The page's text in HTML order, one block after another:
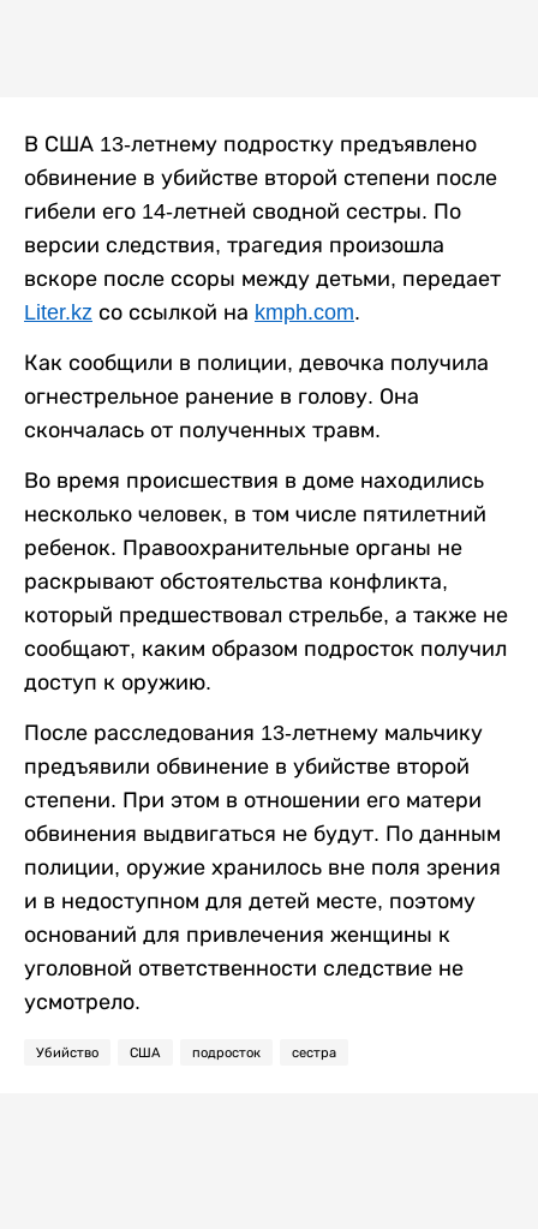
В США 13-летнему подростку предъявлено
обвинение в убийстве второй степени после
гибели его 14-летней сводной сестры. По
версии следствия, трагедия произошла
вскоре после ссоры между детьми, передает
Liter.kz со ссылкой на kmph.com.
Как сообщили в полиции, девочка получила
огнестрельное ранение в голову. Она
скончалась от полученных травм.
Во время происшествия в доме находились
несколько человек, в том числе пятилетний
ребенок. Правоохранительные органы не
раскрывают обстоятельства конфликта,
который предшествовал стрельбе, а также не
сообщают, каким образом подросток получил
доступ к оружию.
После расследования 13-летнему мальчику
предъявили обвинение в убийстве второй
степени. При этом в отношении его матери
обвинения выдвигаться не будут. По данным
полиции, оружие хранилось вне поля зрения
и в недоступном для детей месте, поэтому
оснований для привлечения женщины к
уголовной ответственности следствие не
усмотрело.
Убийство США подросток сестра